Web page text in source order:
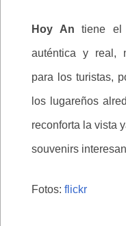
Hoy An tiene el
auténtica y real,
para los turistas,
los lugareños
reconforta la vista
souvenirs
Fotos: flickr